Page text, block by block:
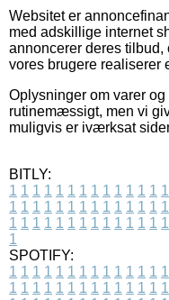
Websitet er
med adskillige internet
annoncerer deres
vores brugere realiserer
Oplysninger om varer
rutinemæssigt, men vi
muligvis er iværksat
BITLY:
1 1 1 1 1 1 1 1 1 1 1 1 1 1
1 1 1 1 1 1 1 1 1 1 1 1 1 1
1 1 1 1 1 1 1 1 1 1 1 1 1 1
1
SPOTIFY:
1 1 1 1 1 1 1 1 1 1 1 1 1 1
1 1 1 1 1 1 1 1 1 1 1 1 1 1